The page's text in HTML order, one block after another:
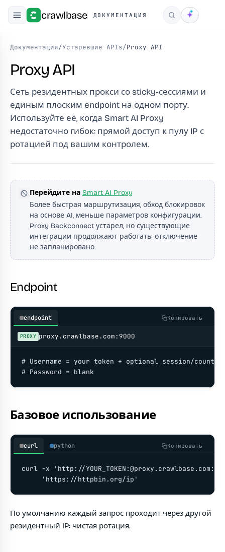
crawlbase ДОКУМЕНТАЦИЯ Поиск
Документация/Устаревшие APIs/Proxy API
Proxy API
Сеть резидентных прокси со sticky-сессиями и
единым плоским endpoint на одном порту.
Используйте её, когда Smart AI Proxy
недостаточно гибок: прямой доступ к пулу IP с
ротацией под вашим контролем.
Перейдите на Smart AI Proxy
Более быстрая маршрутизация, обход блокировок
на основе AI, меньше параметров конфигурации.
Proxy Backconnect устарел, но существующие
интеграции продолжают работать: отключение
не запланировано.
Endpoint
endpoint Копировать
PROXY proxy.crawlbase.com:9000
# Username = your token + optional session/
# Password = blank
Базовое использование
curl python Копировать
curl -x 'http://
     'https://httpbin.org/ip'
По умолчанию каждый запрос проходит через другой
резидентный IP: чистая ротация.